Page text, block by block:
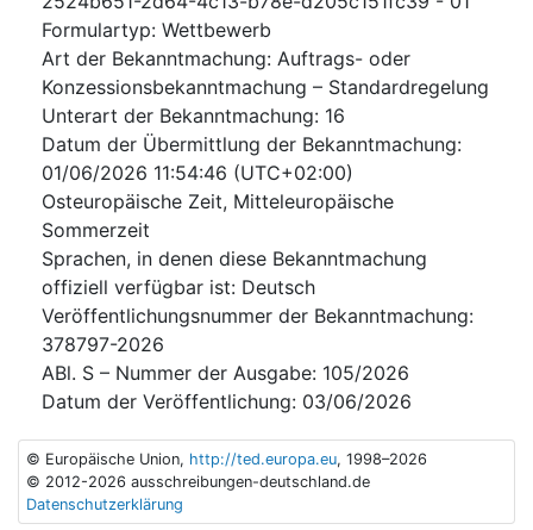
Formulartyp: Wettbewerb
Art der Bekanntmachung: Auftrags- oder
Konzessionsbekanntmachung – Standardregelung
Unterart der Bekanntmachung: 16
Datum der Übermittlung der Bekanntmachung:
01/06/2026 11:54:46 (UTC+02:00)
Osteuropäische Zeit, Mitteleuropäische
Sommerzeit
Sprachen, in denen diese Bekanntmachung
offiziell verfügbar ist: Deutsch
Veröffentlichungsnummer der Bekanntmachung:
378797-2026
ABl. S – Nummer der Ausgabe: 105/2026
Datum der Veröffentlichung: 03/06/2026
© Europäische Union, http://ted.europa.eu, 1998–2026
© 2012-2026 ausschreibungen-deutschland.de
Datenschutzerklärung